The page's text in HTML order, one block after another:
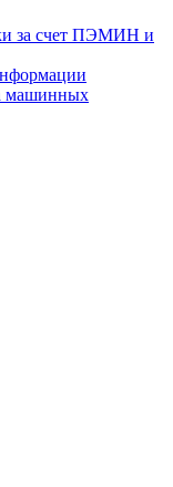
за счет ПЭМИН и
машинных